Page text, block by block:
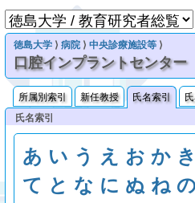
徳島大学 ⟩病院 ⟩中央診療施設等 ⟩
口腔インプラントセンター
所属別索引 新任教授 氏名索引
氏名索引
あ い う え お か き
て と な に ぬ ね の